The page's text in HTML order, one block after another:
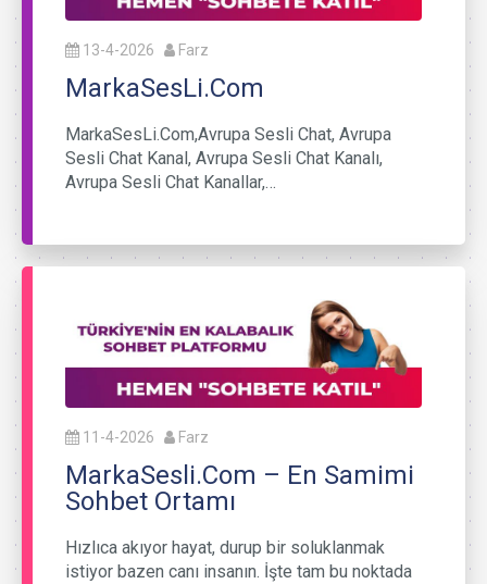
13-4-2026 Farz
MarkaSesLi.Com
MarkaSesLi.Com,Avrupa Sesli Chat, Avrupa
Sesli Chat Kanal, Avrupa Sesli Chat Kanalı,
Avrupa Sesli Chat Kanallar,…
11-4-2026 Farz
MarkaSesli.Com – En Samimi
Sohbet Ortamı
Hızlıca akıyor hayat, durup bir soluklanmak
istiyor bazen canı insanın. İşte tam bu noktada